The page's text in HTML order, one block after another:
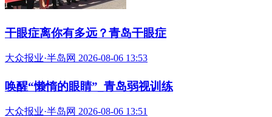
干眼症离你有多远？青岛干眼症
大众报业·半岛网 2026-08-06 13:53
唤醒“懒惰的眼睛”_青岛弱视训练
大众报业·半岛网 2026-08-06 13:51